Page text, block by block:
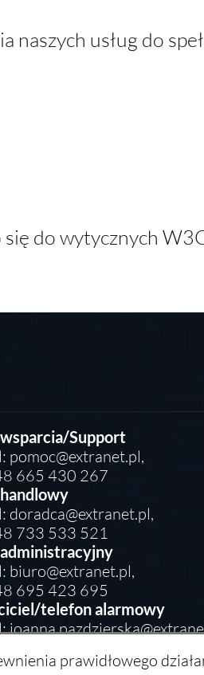
prawidłowego
usług do
do wytycznych
wsparcia/Support
pomoc@extranet.pl,
665 430 267
handlowy
doradca@extranet.pl,
733 533 521
administracyjny
biuro@extranet.pl,
695 423 695
telefon alarmowy